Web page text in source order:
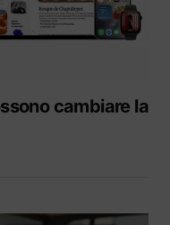
cambiare la